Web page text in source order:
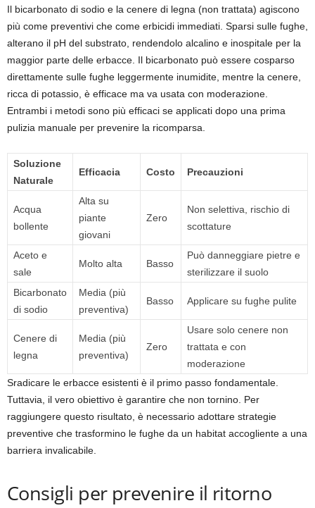
Il bicarbonato di sodio e la cenere di legna (non trattata) agiscono
più come preventivi che come erbicidi immediati. Sparsi sulle fughe,
alterano il pH del substrato, rendendolo alcalino e inospitale per la
maggior parte delle erbacce. Il bicarbonato può essere cosparso
direttamente sulle fughe leggermente inumidite, mentre la cenere,
ricca di potassio, è efficace ma va usata con moderazione.
Entrambi i metodi sono più efficaci se applicati dopo una prima
pulizia manuale per prevenire la ricomparsa.
Soluzione
Naturale
Efficacia Costo Precauzioni
Acqua
bollente
Alta su
piante
giovani
Zero
Non selettiva, rischio di
scottature
Aceto e
sale
Molto alta Basso
Può danneggiare pietre e
sterilizzare il suolo
Bicarbonato
di sodio
Media (più
preventiva)
Basso Applicare su fughe pulite
Cenere di
legna
Media (più
preventiva)
Zero
Usare solo cenere non
trattata e con
moderazione
Sradicare le erbacce esistenti è il primo passo fondamentale.
Tuttavia, il vero obiettivo è garantire che non tornino. Per
raggiungere questo risultato, è necessario adottare strategie
preventive che trasformino le fughe da un habitat accogliente a una
barriera invalicabile.
Consigli per prevenire il ritorno